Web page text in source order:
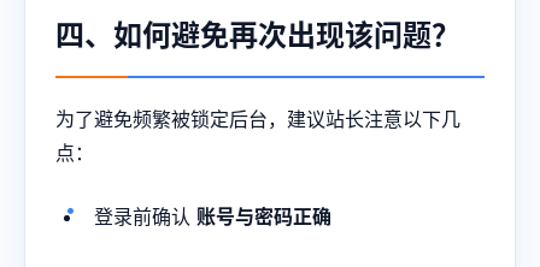
四、如何避免再次出现该问题？
为了避免频繁被锁定后台，建议站长注意以下几
点：
登录前确认 账号与密码正确